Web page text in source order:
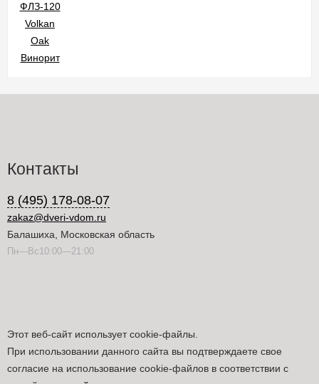
Контакты
8 (495) 178-08-07
zakaz@dveri-vdom.ru
Балашиха, Московская область
Пн—Вс10:00—21:00
Этот веб-сайт использует cookie-файлы.
При использовании данного сайта вы подтверждаете свое
согласие на использование cookie-файлов в соответствии с